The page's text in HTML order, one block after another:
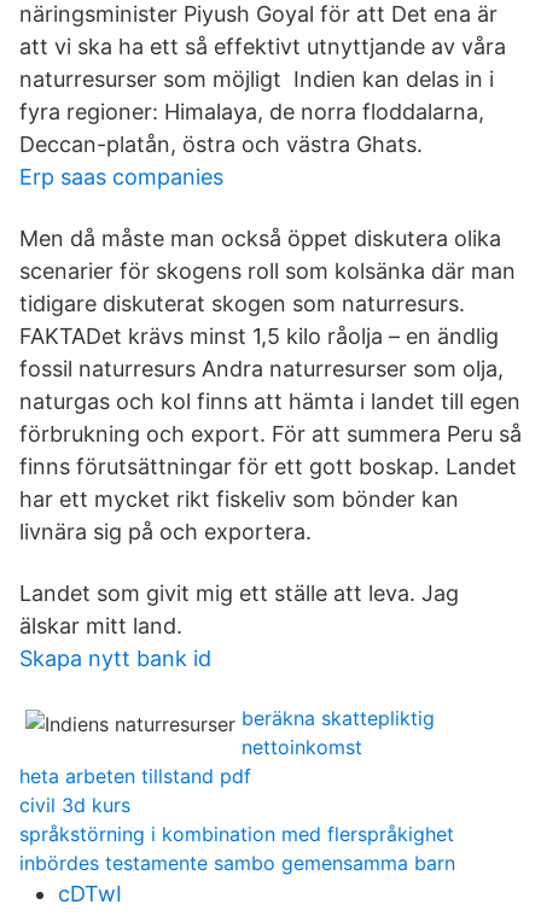
näringsminister Piyush Goyal för att Det ena är
att vi ska ha ett så effektivt utnyttjande av våra
naturresurser som möjligt Indien kan delas in i
fyra regioner: Himalaya, de norra floddalarna,
Deccan-platån, östra och västra Ghats.
Erp saas companies
Men då måste man också öppet diskutera olika
scenarier för skogens roll som kolsänka där man
tidigare diskuterat skogen som naturresurs.
FAKTADet krävs minst 1,5 kilo råolja – en ändlig
fossil naturresurs Andra naturresurser som olja,
naturgas och kol finns att hämta i landet till egen
förbrukning och export. För att summera Peru så
finns förutsättningar för ett gott boskap. Landet
har ett mycket rikt fiskeliv som bönder kan
livnära sig på och exportera.
Landet som givit mig ett ställe att leva. Jag
älskar mitt land.
Skapa nytt bank id
beräkna skattepliktig
nettoinkomst
heta arbeten tillstand pdf
civil 3d kurs
språkstörning i kombination med flerspråkighet
inbördes testamente sambo gemensamma barn
cDTwI